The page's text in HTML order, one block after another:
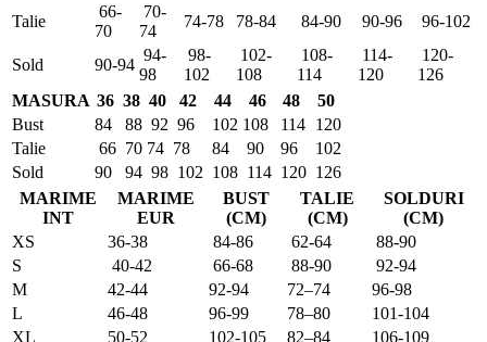
Talie
66-
70
70-
74
74-78 78-84 84-90 90-96 96-102
Sold 90-94
94-
98
98-
102
102-
108
108-
114
114-
120
120-
126
MASURA 36 38 40 42 44 46 48
50
Bust
84 88 92 96 102 108 114 120
Talie
66 70 74 78 84 90 96
102
Sold
90 94 98 102 108 114 120 126
MARIME
INT
MARIME
EUR
BUST
(CM)
TALIE
(CM)
SOLDURI
(CM)
XS
36-38 84-86 62-64
88-90
S
40-42 66-68 88-90
92-94
M
42-44 92-94 72–74
96-98
L
46-48 96-99 78–80
101-104
XL
50-52 102-105 82–84 106-109